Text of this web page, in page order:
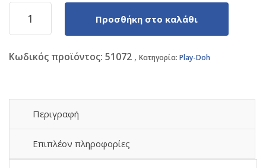
Hasbro
Play-
Doh
12
Favors
12
(G0519)
Προσθήκη στο καλάθι
Κωδικός προϊόντος: 51072 Κατηγορία: Play-Doh
Περιγραφή
Επιπλέον πληροφορίες